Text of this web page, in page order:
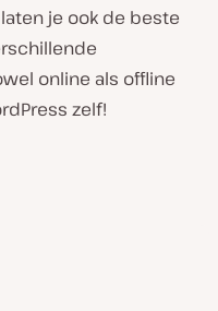
je ook de beste
online als offline
zelf!